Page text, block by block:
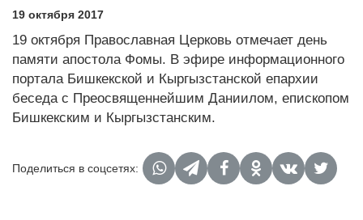
19 октября 2017
19 октября Православная Церковь отмечает день
памяти апостола Фомы. В эфире информационного
портала Бишкекской и Кыргызстанской епархии
беседа с Преосвященнейшим Даниилом, епископом
Бишкекским и Кыргызстанским.
Поделиться в соцсетях: